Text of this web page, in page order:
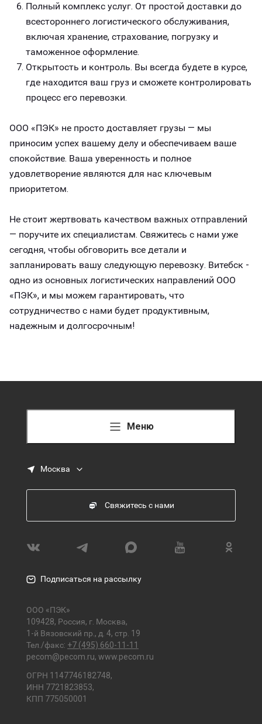
Полный комплекс услуг. От простой доставки до
всестороннего логистического обслуживания,
включая хранение, страхование, погрузку и
таможенное оформление.
Открытость и контроль. Вы всегда будете в курсе,
где находится ваш груз и сможете контролировать
процесс его перевозки.
ООО «ПЭК» не просто доставляет грузы — мы
приносим успех вашему делу и обеспечиваем ваше
спокойствие. Ваша уверенность и полное
удовлетворение являются для нас ключевым
приоритетом.
Не стоит жертвовать качеством важных отправлений
— поручите их специалистам. Свяжитесь с нами уже
сегодня, чтобы обговорить все детали и
запланировать вашу следующую перевозку. Витебск -
одно из основных логистических направлений ООО
«ПЭК», и мы можем гарантировать, что
сотрудничество с нами будет продуктивным,
надежным и долгосрочным!
Меню
Москва
Свяжитесь с нами
Подписаться на рассылку
ООО «ПЭК»
109428, Россия, г. Москва,
1-й Вязовский пр., д. 4, стр. 19
Тел./факс: +7 (495) 660-11-11
pecom@pecom.ru, www.pecom.ru
ОГРН 1147746182748,
ИНН 7721823853,
КПП 775050001